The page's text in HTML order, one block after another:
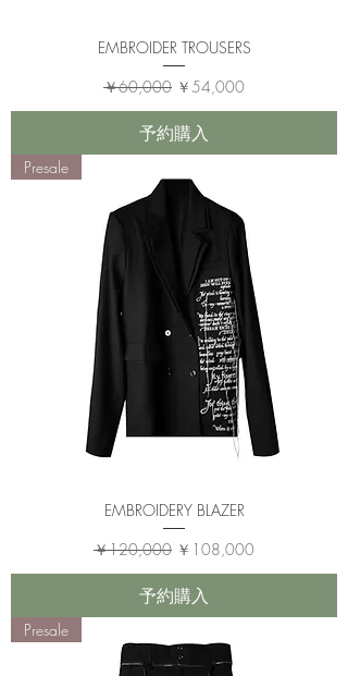
EMBROIDER TROUSERS
通常価格
￥60,000 セール価格
￥54,000
予約購入
Presale
EMBROIDERY BLAZER
通常価格
￥120,000 セール価格
￥108,000
予約購入
Presale